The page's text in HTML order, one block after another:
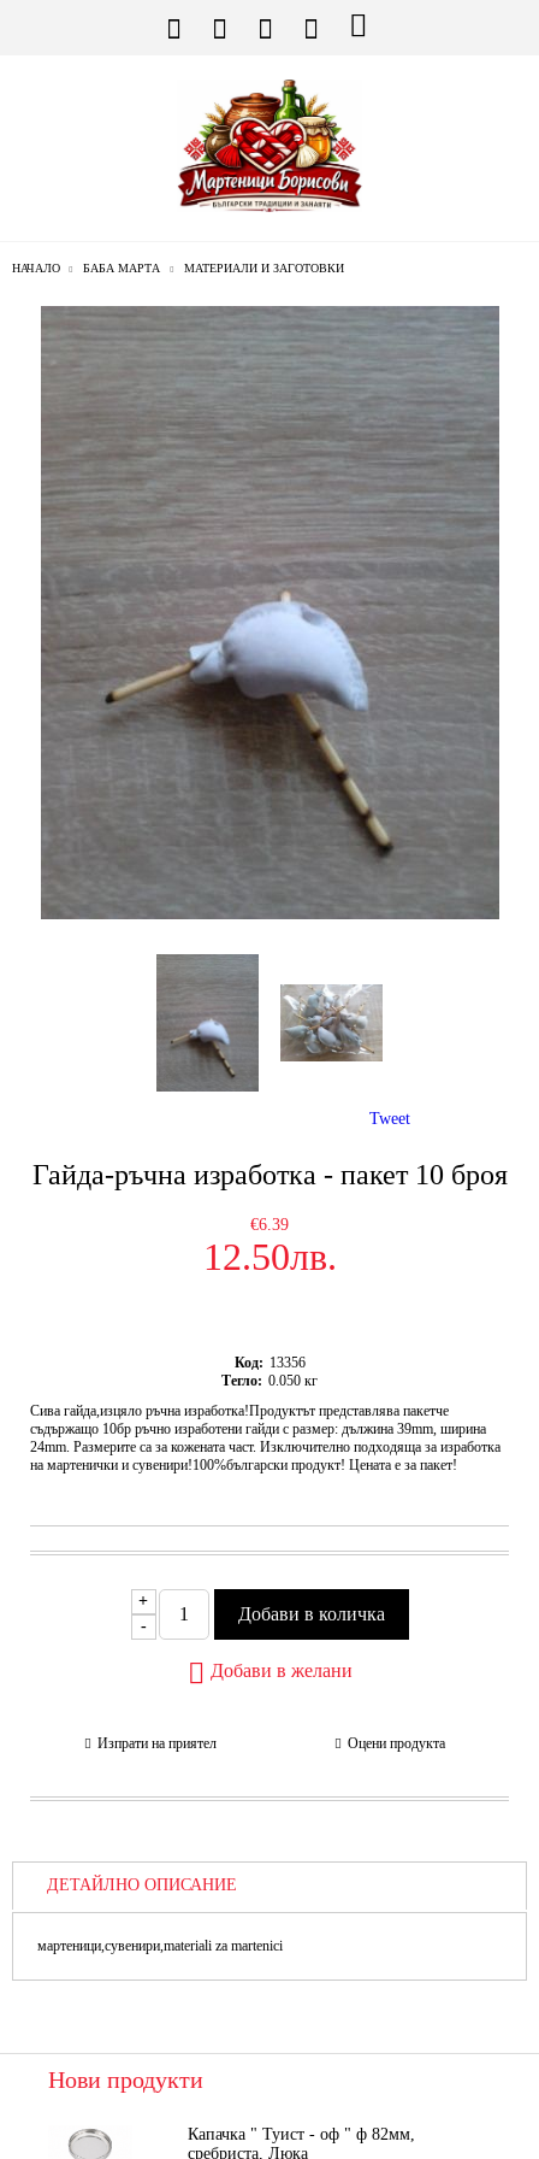
НАЧАЛО БАБА МАРТА МАТЕРИАЛИ И ЗАГОТОВКИ
Гайда-ръчна изработка - пакет 10 броя
€6.39
12.50лв.
Код: 13356
Тегло: 0.050 кг
Сива гайда,изцяло ръчна изработка!Продуктът представлява пакетче
съдържащо 10бр ръчно изработени гайди с размер: дължина 39mm, ширина
24mm. Размерите са за кожената част. Изключително подходяща за изработка
на мартенички и сувенири!100%български продукт! Цената е за пакет!
+
-
Добави в желани
Изпрати на приятел Оцени продукта
Tweet
ДЕТАЙЛНО ОПИСАНИЕ
мартеници,сувенири,materiali za martenici
Нови продукти
Капачка " Туист - оф " ф 82мм,
сребриста, Люка